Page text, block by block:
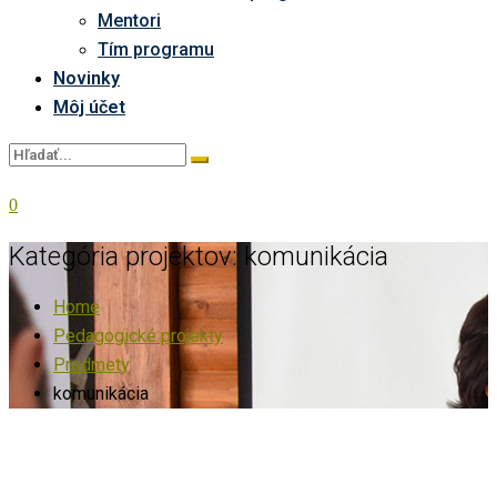
Mentori
Tím programu
Novinky
Môj účet
0
Kategória projektov: komunikácia
Home
Pedagogické projekty
Predmety
komunikácia